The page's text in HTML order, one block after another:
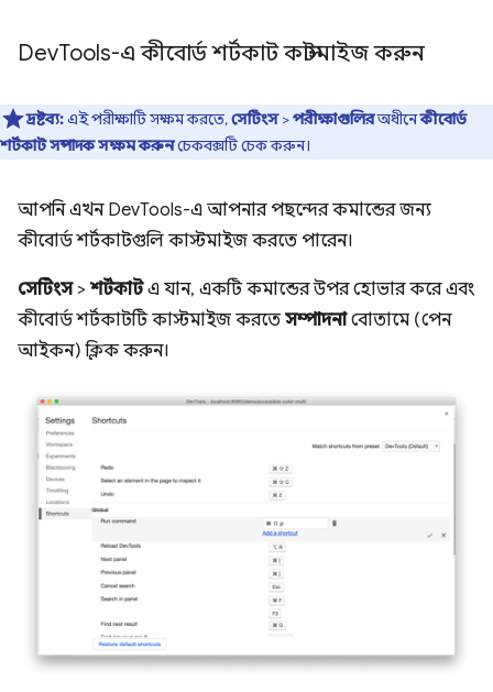
DevTools-এ কীবোর্ড শর্টকাট কাস্টমাইজ করুন
দ্রষ্টব্য:এই পরীক্ষাটি সক্ষম করতে,সেটিংস>পরীক্ষাগুলিরঅধীনেকীবোর্ড
শর্টকাট সম্পাদক সক্ষম করুনচেকবক্সটি চেক করুন।
আপনি এখন DevTools-এ আপনার পছন্দের কমান্ডের জন্য
কীবোর্ড শর্টকাটগুলি কাস্টমাইজ করতে পারেন।
সেটিংস>শর্টকাটএ যান, একটি কমান্ডের উপর হোভার করে এবং
কীবোর্ড শর্টকাটটি কাস্টমাইজ করতে সম্পাদনাবোতামে (পেন
আইকন) ক্লিক করুন।